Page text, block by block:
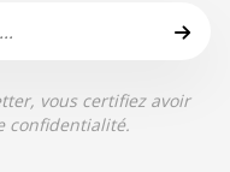
vous certifiez avoir
confidentialité.